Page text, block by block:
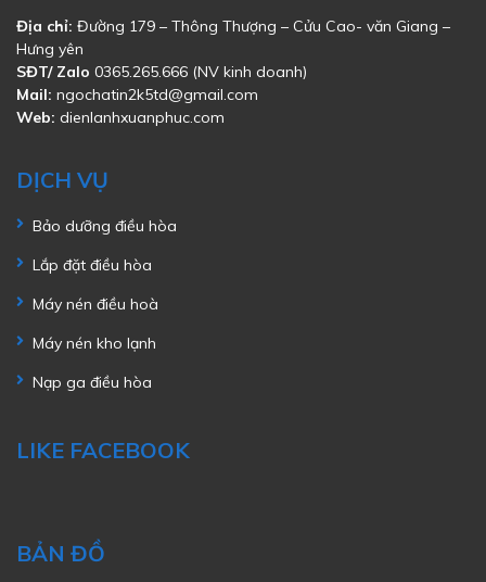
Địa chỉ: Đường 179 – Thông Thượng – Cửu Cao- văn Giang –
Hưng yên
SĐT/ Zalo 0365.265.666 (NV kinh doanh)
Mail: ngochatin2k5td@gmail.com
Web: dienlanhxuanphuc.com
DỊCH VỤ
Bảo dưỡng điều hòa
Lắp đặt điều hòa
Máy nén điều hoà
Máy nén kho lạnh
Nạp ga điều hòa
LIKE FACEBOOK
BẢN ĐỒ